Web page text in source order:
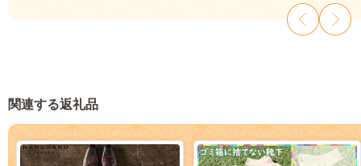
関連する返礼品